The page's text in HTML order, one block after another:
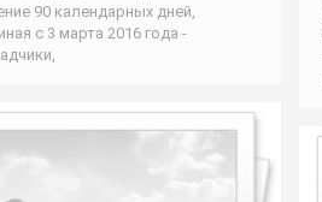
90 календарных дней,
с 3 марта 2016 года -